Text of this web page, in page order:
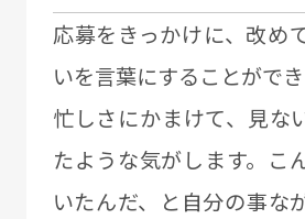
応募をきっかけに、改め
いを⾔葉にすることができ
忙しさにかまけて、⾒な
たような気がします。こ
いたんだ、と⾃分の事な